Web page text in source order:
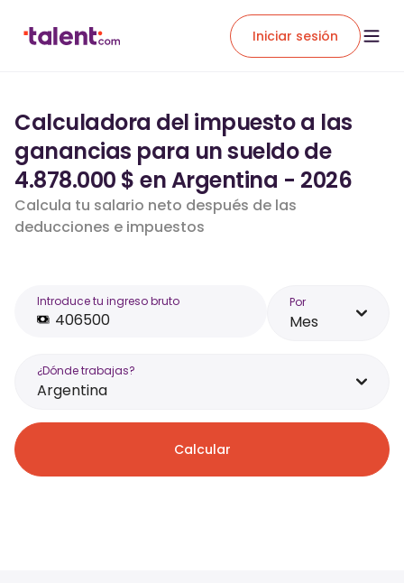
Iniciar sesión
Calculadora del impuesto a las
ganancias para un sueldo de
4.878.000 $ en Argentina - 2026
Calcula tu salario neto después de las
deducciones e impuestos
Introduce tu ingreso bruto Por
Mes
¿Dónde trabajas?
Argentina
Calcular